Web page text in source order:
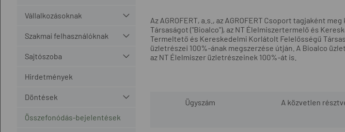
Vállalkozásoknak
Szakmai felhasználóknak
Sajtószoba
Hirdetmények
Döntések
Összefonódás-bejelentések
Az AGROFERT, a.s., az AGROFERT Csoport tagjaként
Társaságot ("Bioalco"), az NT Élelmiszertermelő és
Termeltető és Kereskedelmi Korlátolt Felelősségű
üzletrészei 100%-ának megszerzése útján. A Bioalco
az NT Élelmiszer üzletrészeinek 100%-át is.
Ügyszám A közvetlen